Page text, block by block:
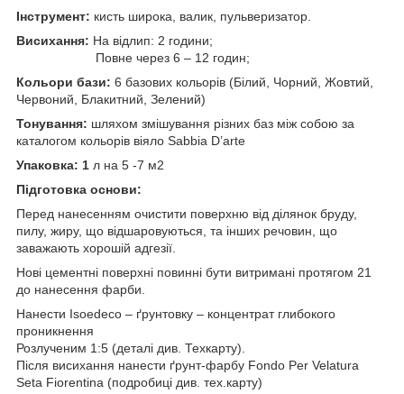
Інструмент: кисть широка, валик, пульверизатор.
Висихання: На відлип: 2 години;
Повне через 6 – 12 годин;
Кольори бази: 6 базових кольорів (Білий, Чорний, Жовтий,
Червоний, Блакитний, Зелений)
Тонування: шляхом змішування різних баз між собою за
каталогом кольорів віяло Sabbia D’arte
Упаковка: 1 л на 5 -7 м2
Підготовка основи:
Перед нанесенням очистити поверхню від ділянок бруду,
пилу, жиру, що відшаровуються, та інших речовин, що
заважають хорошій адгезії.
Нові цементні поверхні повинні бути витримані протягом 21
до нанесення фарби.
Нанести Isoedeco – ґрунтовку – концентрат глибокого
проникнення
Розлученим 1:5 (деталі див. Техкарту).
Після висихання нанести ґрунт-фарбу Fondo Per Velatura
Seta Fiorentina (подробиці див. тех.карту)